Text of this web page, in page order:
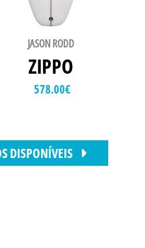
JASON RODD
ZIPPO
578.00€
DISPONÍVEIS